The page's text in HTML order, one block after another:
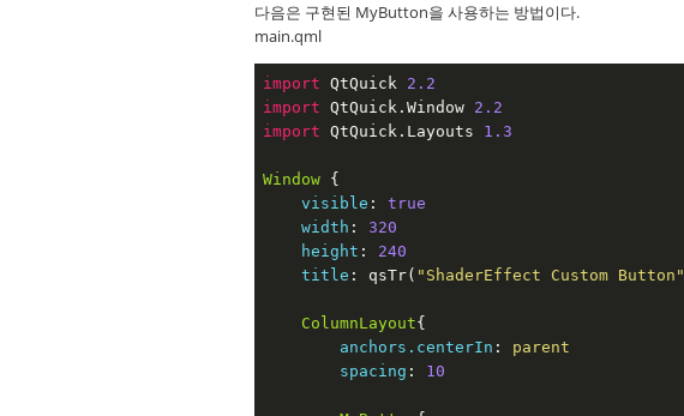
다음은 구현된 MyButton을 사용하는 방법이다.
main.qml
import QtQuick 2.2
import QtQuick.Window 2.2
import QtQuick.Layouts 1.3
Window {
visible : true
width : 320
height : 240
title : qsTr( "ShaderEffect Custom Button"
ColumnLayout{
anchors.centerIn : parent
spacing : 10